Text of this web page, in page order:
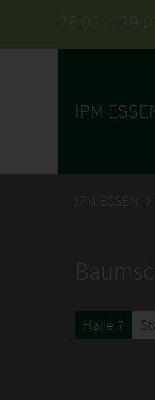
26.01. -
IPM
IPM ESSEN
Halle 7